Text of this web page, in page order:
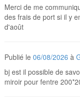
Merci de me
des frais de port si il y
d'août
Publié le06/08/2026 à
bj est il possible de
miroir pour fentre